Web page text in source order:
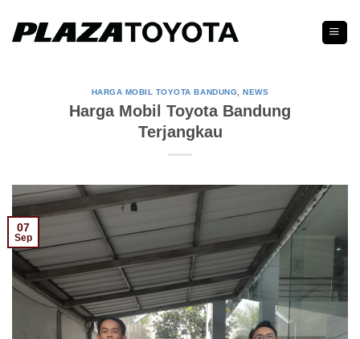
content
HARGA MOBIL TOYOTA BANDUNG ,NEWS
Harga Mobil Toyota Bandung
Terjangkau
07
Sep